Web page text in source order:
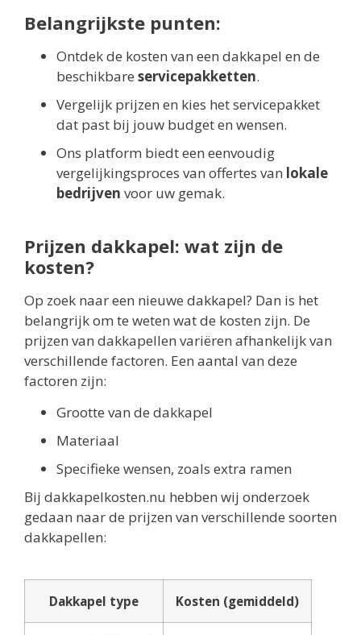
Belangrijkste punten:
Ontdek de kosten van een dakkapel en de
beschikbare servicepakketten.
Vergelijk prijzen en kies het servicepakket
dat past bij jouw budget en wensen.
Ons platform biedt een eenvoudig
vergelijkingsproces van offertes van lokale
bedrijven voor uw gemak.
Prijzen dakkapel: wat zijn de
kosten?
Op zoek naar een nieuwe dakkapel? Dan is het
belangrijk om te weten wat de kosten zijn. De
prijzen van dakkapellen variëren afhankelijk van
verschillende factoren. Een aantal van deze
factoren zijn:
Grootte van de dakkapel
Materiaal
Specifieke wensen, zoals extra ramen
Bij dakkapelkosten.nu hebben wij onderzoek
gedaan naar de prijzen van verschillende soorten
dakkapellen:
Dakkapel type Kosten (gemiddeld)